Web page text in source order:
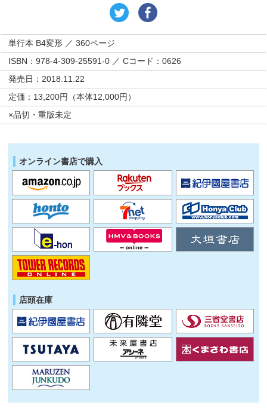
単行本 B4変形 ／ 360ページ
ISBN：978-4-309-25591-0 ／ Cコード：0626
発売日：2018.11.22
定価：13,200円（本体12,000円）
×品切・重版未定
オンライン書店で購入
店頭在庫